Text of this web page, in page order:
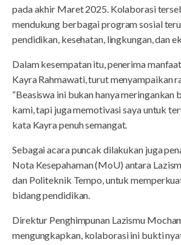
pada akhir Maret 2025. Kolaborasi
mendukung berbagai program sosial
pendidikan, kesehatan, lingkungan, dan
Dalam kesempatan itu, penerima
Kayra Rahmawati, turut menyampaikan
“Beasiswa ini bukan hanya meringankan
kami, tapi juga memotivasi saya untuk
kata Kayra penuh semangat.
Sebagai acara puncak dilakukan juga
Nota Kesepahaman (MoU) antara
dan Politeknik Tempo, untuk
bidang pendidikan.
Direktur Penghimpunan Lazismu
mengungkapkan, kolaborasi ini bukti